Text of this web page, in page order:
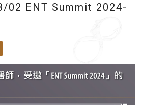
02 ENT Summit 2024-